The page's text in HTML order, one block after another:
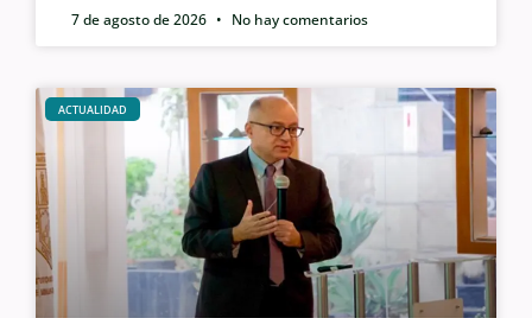
7 de agosto de 2026
No hay comentarios
ACTUALIDAD